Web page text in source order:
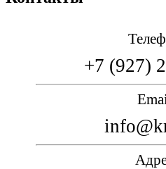
+7 (927)